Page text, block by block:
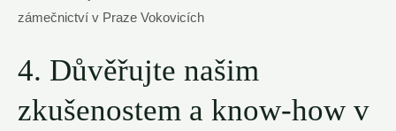
4. Důvěřujte našim
zkušenostem a⁣ know-how v